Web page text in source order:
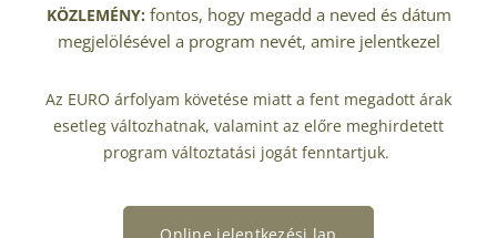
KÖZLEMÉNY: fontos, hogy megadd a neved és dátum
megjelölésével a program nevét, amire jelentkezel
Az EURO árfolyam követése miatt a fent megadott árak
esetleg változhatnak, valamint az előre meghirdetett
program változtatási jogát fenntartjuk.
Online jelentkezési lap